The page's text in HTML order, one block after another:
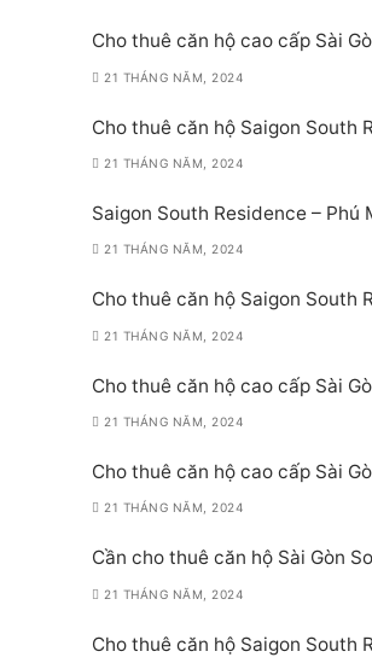
Cho thuê căn hộ cao cấp Sài
21 THÁNG NĂM, 2024
Cho thuê căn hộ Saigon South
21 THÁNG NĂM, 2024
Saigon South Residence –
21 THÁNG NĂM, 2024
Cho thuê căn hộ Saigon South
21 THÁNG NĂM, 2024
Cho thuê căn hộ cao cấp Sài
21 THÁNG NĂM, 2024
Cho thuê căn hộ cao cấp Sài
21 THÁNG NĂM, 2024
Cần cho thuê căn hộ Sài Gòn
21 THÁNG NĂM, 2024
Cho thuê căn hộ Saigon South